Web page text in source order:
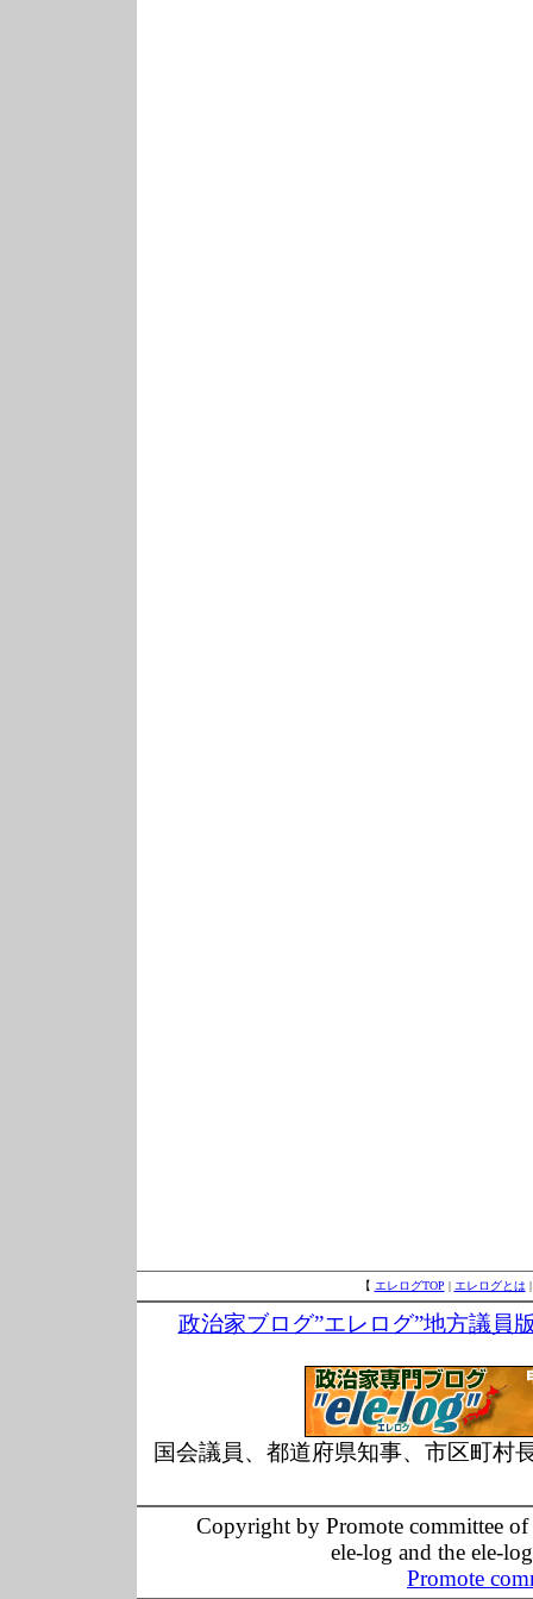
【 エレログTOP | エレログとは
政治家ブログ”エレログ”地方議員
国会議員、都道府県知事、市区町村
Copyright by Promote committee
ele-log and the ele-
Promote